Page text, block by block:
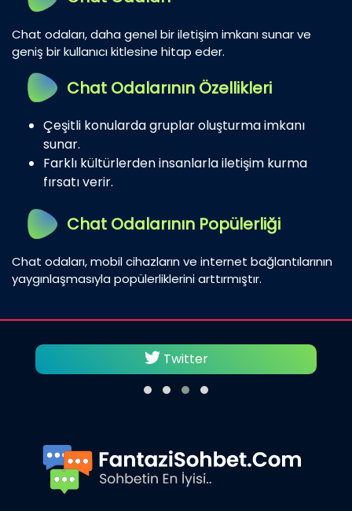
Chat odaları, daha genel bir iletişim imkanı sunar ve
geniş bir kullanıcı kitlesine hitap eder.
Chat Odalarının Özellikleri
Çeşitli konularda gruplar oluşturma imkanı
sunar.
Farklı kültürlerden insanlarla iletişim kurma
fırsatı verir.
Chat Odalarının Popülerliği
Chat odaları, mobil cihazların ve internet bağlantılarının
yaygınlaşmasıyla popülerliklerini arttırmıştır.
Twitter